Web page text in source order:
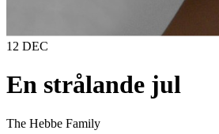
12 DEC
En strålande jul
The Hebbe Family